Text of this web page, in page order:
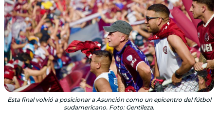
Esta final volvió a posicionar a Asunción como un epicentro del fútbol
sudamericano. Foto: Gentileza.